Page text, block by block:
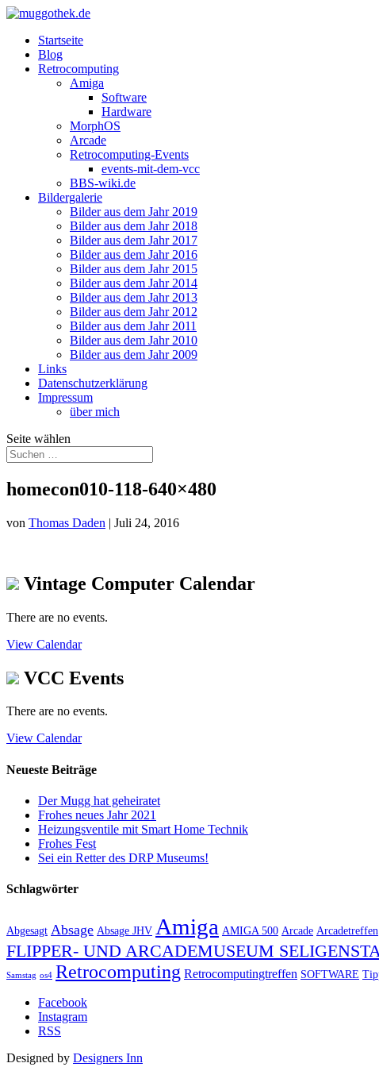
Startseite
Blog
Retrocomputing
Amiga
Software
Hardware
MorphOS
Arcade
Retrocomputing-Events
events-mit-dem-vcc
BBS-wiki.de
Bildergalerie
Bilder aus dem Jahr 2019
Bilder aus dem Jahr 2018
Bilder aus dem Jahr 2017
Bilder aus dem Jahr 2016
Bilder aus dem Jahr 2015
Bilder aus dem Jahr 2014
Bilder aus dem Jahr 2013
Bilder aus dem Jahr 2012
Bilder aus dem Jahr 2011
Bilder aus dem Jahr 2010
Bilder aus dem Jahr 2009
Links
Datenschutzerklärung
Impressum
über mich
Seite wählen
homecon010-118-640×480
von Thomas Daden | Juli 24, 2016
Vintage Computer Calendar
There are no events.
View Calendar
VCC Events
There are no events.
View Calendar
Neueste Beiträge
Der Mugg hat geheiratet
Frohes neues Jahr 2021
Heizungsventile mit Smart Home Technik
Frohes Fest
Sei ein Retter des DRP Museums!
Schlagwörter
Abgesagt Absage Absage JHV Amiga AMIGA 500 Arcade Arcadetreffen
FLIPPER- UND ARCADEMUSEUM
Samstag os4 Retrocomputing Retrocomputingtreffen SOFTWARE
Facebook
Instagram
RSS
Designed by Designers Inn